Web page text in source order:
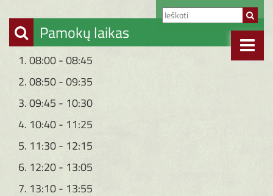
Pamokų laikas
1. 08:00 - 08:45
2. 08:50 - 09:35
3. 09:45 - 10:30
4. 10:40 - 11:25
5. 11:30 - 12:15
6. 12:20 - 13:05
7. 13:10 - 13:55